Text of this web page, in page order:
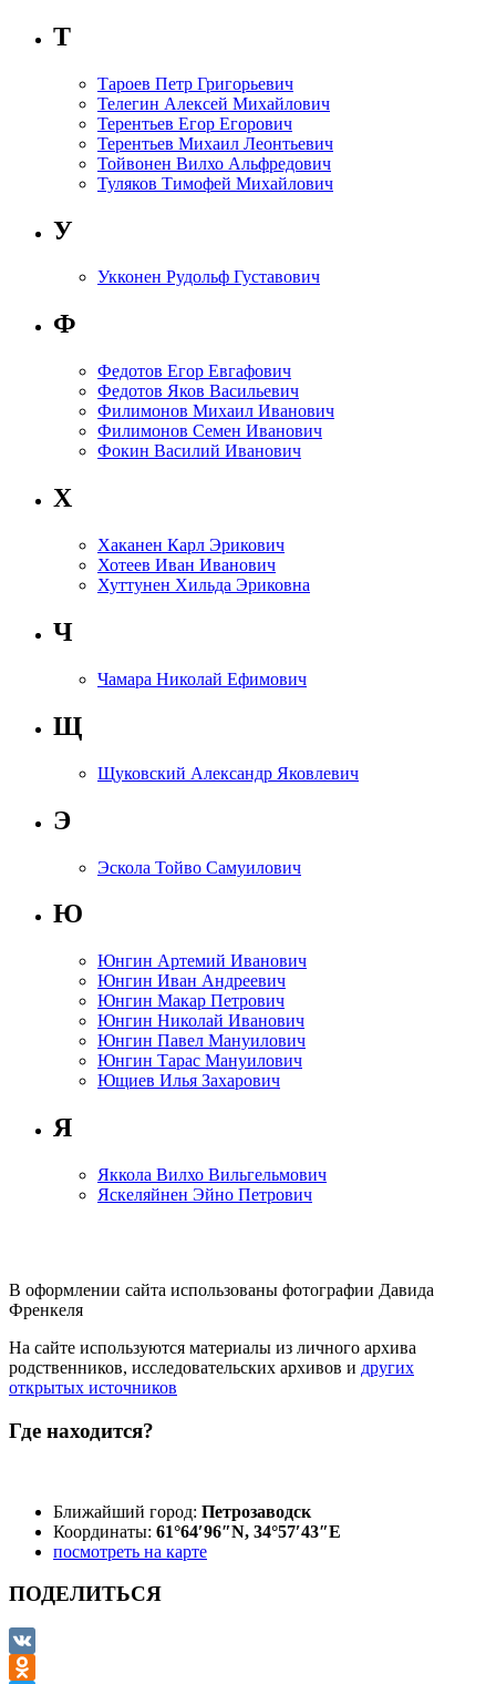
Т
Тароев Петр Григорьевич
Телегин Алексей Михайлович
Терентьев Егор Егорович
Терентьев Михаил Леонтьевич
Тойвонен Вилхо Альфредович
Туляков Тимофей Михайлович
У
Укконен Рудольф Густавович
Ф
Федотов Егор Евгафович
Федотов Яков Васильевич
Филимонов Михаил Иванович
Филимонов Семен Иванович
Фокин Василий Иванович
Х
Хаканен Карл Эрикович
Хотеев Иван Иванович
Хуттунен Хильда Эриковна
Ч
Чамара Николай Ефимович
Щ
Щуковский Александр Яковлевич
Э
Эскола Тойво Самуилович
Ю
Юнгин Артемий Иванович
Юнгин Иван Андреевич
Юнгин Макар Петрович
Юнгин Николай Иванович
Юнгин Павел Мануилович
Юнгин Тарас Мануилович
Ющиев Илья Захарович
Я
Яккола Вилхо Вильгельмович
Яскеляйнен Эйно Петрович
В оформлении сайта использованы фотографии Давида
Френкеля
На сайте используются материалы из личного архива
родственников, исследовательских архивов и других
открытых источников
Где находится?
Ближайший город: Петрозаводск
Координаты: 61°64′96″N, 34°57′43″E
посмотреть на карте
ПОДЕЛИТЬСЯ
VK